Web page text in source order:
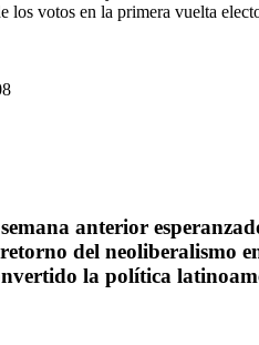
los votos en la primera vuelta
anterior
del neoliberalismo
la política